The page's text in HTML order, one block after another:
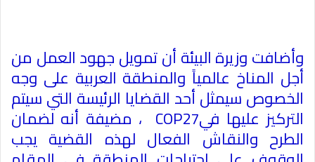
وأضافت وزيرة البيئة أن تمويل جهود العمل من
أجل المناخ عالمياً والمنطقة العربية على وجه
الخصوص سيمثل أحد القضايا الرئيسة التي سيتم
التركيز عليها فيCOP27 ، مضيفة أنه لضمان
الطرح والنقاش الفعال لهذه القضية يجب